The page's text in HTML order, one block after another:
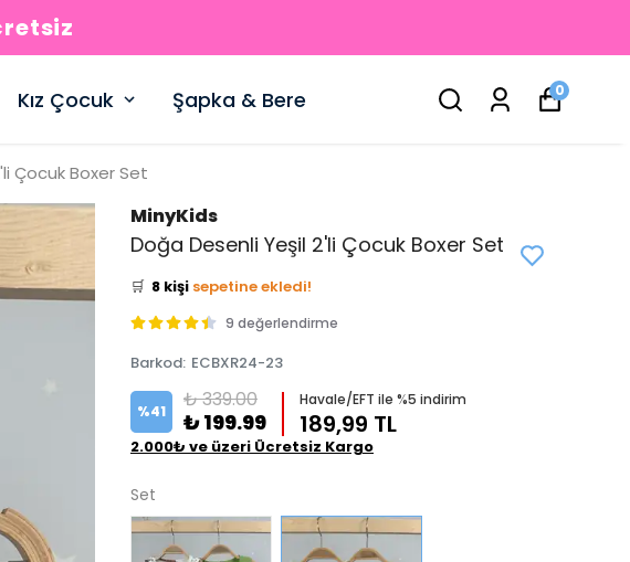
Kız Çocuk Şapka & Bere 0
Çocuk Boxer Set
MinyKids
Doğa Desenli Yeşil 2'li Çocuk Boxer Set
👀 Şu an0 kişi
inceliyor!
Bu ürünü
favoriledi!
🛒 8 kişi sepetine ekledi!
✅
Bugün 5 adet9 değerlendirme
Barkod: ECBXR24-23
%41 ₺ 339.00
₺ 199.99
Havale/EFT ile %5 indirim
189,99 TL
2.000₺ ve üzeri Ücretsiz Kargo
Set